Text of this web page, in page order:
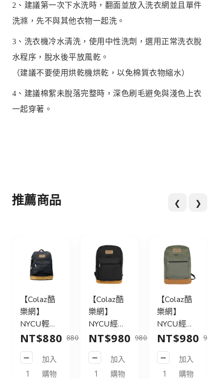
2、建議第一次下水洗時，翻面並放入洗衣網並且單件
洗滌，先不與其他衣物一起洗。
3、洗衣機冷水清洗，使用中性洗劑，選用正常洗衣脫
水程序，脫水後平放風乾。
（建議不要使用烘乾機烘乾，以免棉質衣物縮水）
4、建議棉絮未脫落完整時，深色刷毛避免與淺色上衣
一起穿著。
推薦商品 ❮ ❯
【Colaz酷
樂網】
NYCU輕旅
行後背包
21L_黑／
NYCU
Logo
NT$880 880
加入
購物
【Colaz酷
樂網】
NYCU經典
後背包31L
皮標款_黑
／NYCU
Logo
NT$980 980
加入
購物
【Colaz酷
樂網】
NYCU經典
後背包31L
皮標款_灰
綠／NYCU
Logo
NT$980 980
加入
購物